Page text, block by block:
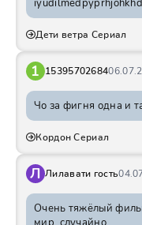
Дети ветра Сериал
1 15395702684
Чо за фигня одна и
Кордон Сериал
Л Лилавати гость
Очень тяжёлый